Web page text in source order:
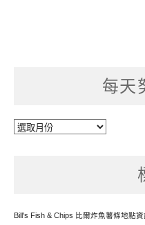
每天
每
Bill's Fish & Chips 比爾炸魚薯條地點資